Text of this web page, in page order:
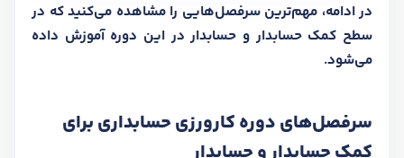
در ادامه، مهم‌ترین سرفصل‌هایی را مشاهده می‌کنید که در
سطح کمک حسابدار و حسابدار در این دوره آموزش داده
می‌شود.
سرفصل‌های دوره کارورزی حسابداری برای